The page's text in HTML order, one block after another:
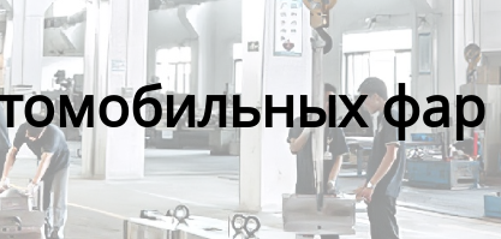
фар